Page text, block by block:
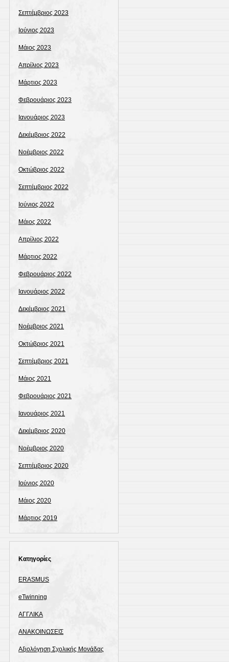
Σεπτέμβριος 2023
Ιούνιος 2023
Μάιος 2023
Απρίλιος 2023
Μάρτιος 2023
Φεβρουάριος 2023
Ιανουάριος 2023
Δεκέμβριος 2022
Νοέμβριος 2022
Οκτώβριος 2022
Σεπτέμβριος 2022
Ιούνιος 2022
Μάιος 2022
Απρίλιος 2022
Μάρτιος 2022
Φεβρουάριος 2022
Ιανουάριος 2022
Δεκέμβριος 2021
Νοέμβριος 2021
Οκτώβριος 2021
Σεπτέμβριος 2021
Μάιος 2021
Φεβρουάριος 2021
Ιανουάριος 2021
Δεκέμβριος 2020
Νοέμβριος 2020
Σεπτέμβριος 2020
Ιούνιος 2020
Μάιος 2020
Μάρτιος 2019
Kατηγορίες
ERASMUS
eTwinning
ΑΓΓΛΙΚΑ
ΑΝΑΚΟΙΝΩΣΕΙΣ
Αξιολόγηση Σχολικής Μονάδας